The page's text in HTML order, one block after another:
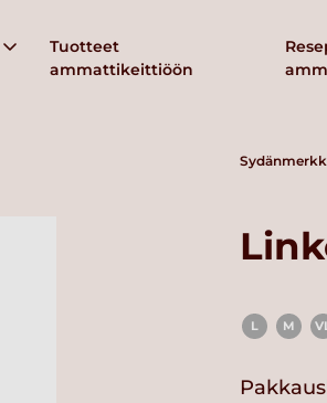
Tuotteet
ammattikeittiöön
L M